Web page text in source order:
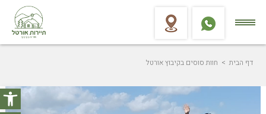
פתח
דף הבית> חוות סוסים בקיבוץ אורטל